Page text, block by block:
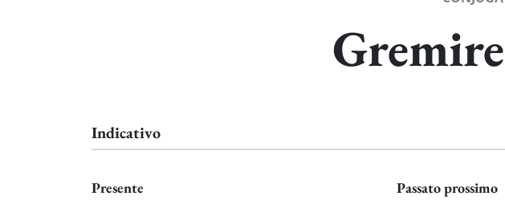
Indicativo
Presente Passato prossimo